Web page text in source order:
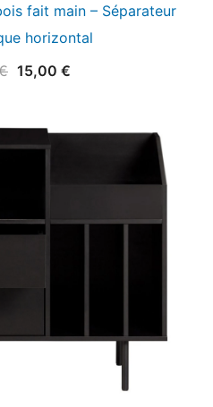
fait main – Séparateur
horizontal
Le
était :
15,00 €
est :